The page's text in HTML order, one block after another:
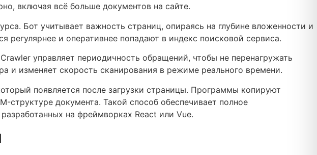
включая всё больше документов на сайте.
Бот учитывает важность страниц, опираясь на глубине вложенности и
и оперативнее попадают в индекс поисковой сервиса.
управляет периодичность обращений, чтобы не перенагружать
и изменяет скорость сканирования в режиме реального времени.
появляется после загрузки страницы. Программы копируют
структуре документа. Такой способ обеспечивает полное
на фреймворках React или Vue.